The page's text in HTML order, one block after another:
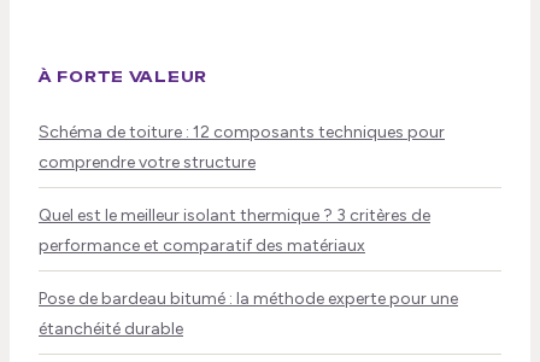
À FORTE VALEUR
Schéma de toiture : 12 composants techniques pour
comprendre votre structure
Quel est le meilleur isolant thermique ? 3 critères de
performance et comparatif des matériaux
Pose de bardeau bitumé : la méthode experte pour une
étanchéité durable